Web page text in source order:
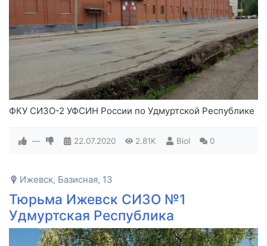
ФКУ СИЗО-2 УФСИН России по Удмуртской Республике
— 22.07.2020 2.81K Biol 0
Ижевск, Базисная, 13
Тюрьма Ижевск СИЗО №1
Удмуртская Республика